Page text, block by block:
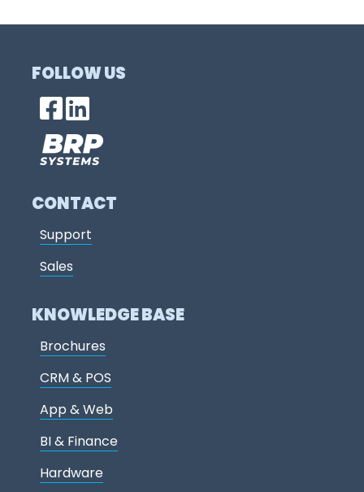
FOLLOW US
CONTACT
Support
Sales
KNOWLEDGE BASE
Brochures
CRM & POS
App & Web
BI & Finance
Hardware